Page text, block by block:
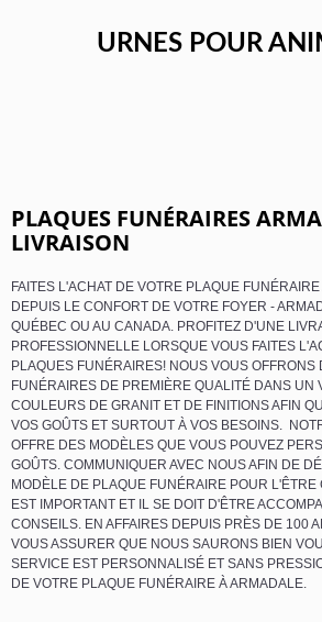
URNES POUR
PLAQUES FUNÉRAIRES
LIVRAISON
FAITES L'ACHAT DE VOTRE PLAQUE
DEPUIS LE CONFORT DE VOTRE FOYER -
QUÉBEC OU AU CANADA. PROFITEZ D'UNE
PROFESSIONNELLE LORSQUE VOUS FAITES
PLAQUES FUNÉRAIRES! NOUS VOUS OFFRONS
FUNÉRAIRES DE PREMIÈRE QUALITÉ DANS UN
COULEURS DE GRANIT ET DE FINITIONS AFIN
VOS GOÛTS ET SURTOUT À VOS BESOINS.
OFFRE DES MODÈLES QUE VOUS POUVEZ
GOÛTS. COMMUNIQUER AVEC NOUS AFIN DE
MODÈLE DE PLAQUE FUNÉRAIRE POUR
EST IMPORTANT ET IL SE DOIT D'ÊTRE
CONSEILS. EN AFFAIRES DEPUIS PRÈS DE 100
VOUS ASSURER QUE NOUS SAURONS BIEN
SERVICE EST PERSONNALISÉ ET SANS
DE VOTRE PLAQUE FUNÉRAIRE À ARMADALE.